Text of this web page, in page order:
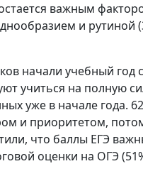
важным
и рутиной
начали учебный
учиться на полную
уже в начале года.
и приоритетом,
что баллы ЕГЭ
оценки на ОГЭ